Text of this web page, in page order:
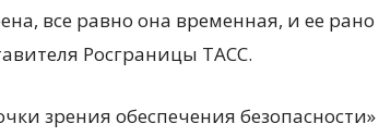
все равно она временная, и ее рано
Росграницы ТАСС.
зрения обеспечения безопасности»